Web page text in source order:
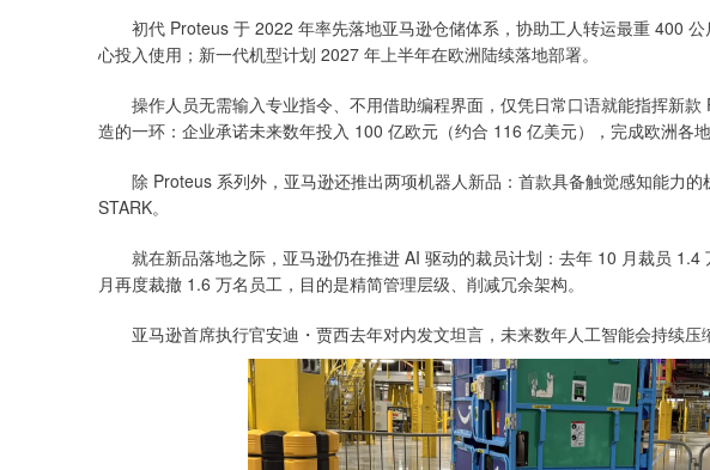
初代 Proteus 于 2022 年率先落地亚马逊仓储体系，协助工人转运最重 400 公
心投入使用；新一代机型计划 2027 年上半年在欧洲陆续落地部署。
操作人员无需输入专业指令、不用借助编程界面，仅凭日常口语就能指挥新款
造的一环：企业承诺未来数年投入 100 亿欧元（约合 116 亿美元），完成欧洲各
除 Proteus 系列外，亚马逊还推出两项机器人新品：首款具备触觉感知能力的
STARK。
就在新品落地之际，亚马逊仍在推进 AI 驱动的裁员计划：去年 10 月裁员 1.4
月再度裁撤 1.6 万名员工，目的是精简管理层级、削减冗余架构。
亚马逊首席执行官安迪・贾西去年对内发文坦言，未来数年人工智能会持续压